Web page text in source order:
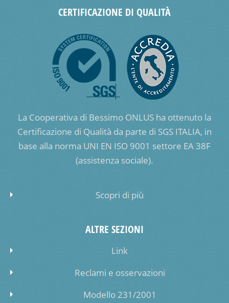
CERTIFICAZIONE DI QUALITÀ
La Cooperativa di Bessimo ONLUS ha ottenuto la
Certificazione di Qualità da parte di SGS ITALIA, in
base alla norma UNI EN ISO 9001 settore EA 38F
(assistenza sociale).
Scopri di più
ALTRE SEZIONI
Link
Reclami e osservazioni
Modello 231/2001